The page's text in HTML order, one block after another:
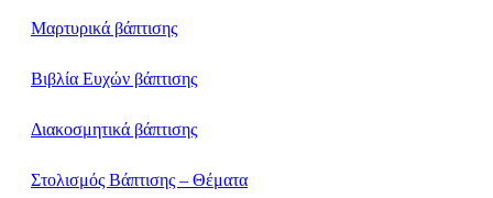
Μαρτυρικά βάπτισης
Βιβλία Ευχών βάπτισης
Διακοσμητικά βάπτισης
Στολισμός Βάπτισης – Θέματα